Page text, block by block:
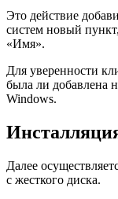
Это действие
систем новый
«Имя».
Для уверенности
была ли добавлена
Windows.
Далее
с жесткого диска.